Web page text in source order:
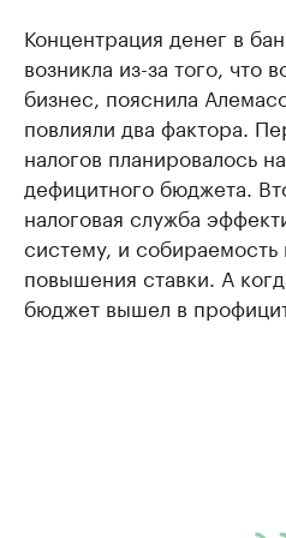
Концентрация денег в
возникла из-за того, что
бизнес, пояснила
повлияли два фактора.
налогов планировалось
дефицитного бюджета.
налоговая служба
систему, и собираемость
повышения ставки. А
бюджет вышел в